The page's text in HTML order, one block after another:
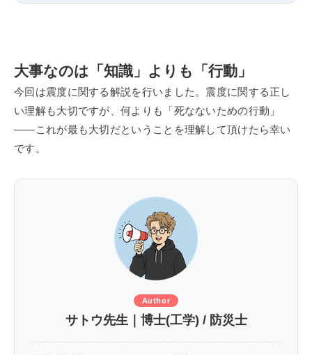
大事なのは「知識」よりも「行動」
今回は震度に関する解説を行いました。震度に関する正し
い理解も大切ですが、何よりも「死なないための行動」
——これが最も大切だということを理解して頂けたら幸い
です。
Author
サトウ先生｜博士(工学) / 防災士